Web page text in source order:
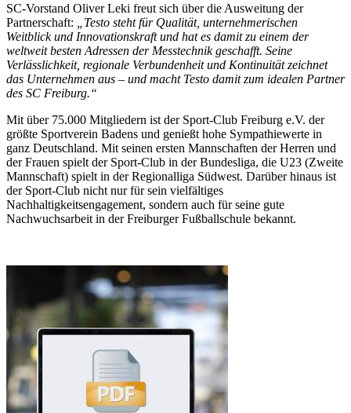
SC-Vorstand Oliver Leki freut sich über die Ausweitung der
Partnerschaft: „Testo steht für Qualität, unternehmerischen
Weitblick und Innovationskraft und hat es damit zu einem der
weltweit besten Adressen der Messtechnik geschafft. Seine
Verlässlichkeit, regionale Verbundenheit und Kontinuität zeichnet
das Unternehmen aus – und macht Testo damit zum idealen Partner
des SC Freiburg.“
Mit über 75.000 Mitgliedern ist der Sport-Club Freiburg e.V. der
größte Sportverein Badens und genießt hohe Sympathiewerte in
ganz Deutschland. Mit seinen ersten Mannschaften der Herren und
der Frauen spielt der Sport-Club in der Bundesliga, die U23 (Zweite
Mannschaft) spielt in der Regionalliga Südwest. Darüber hinaus ist
der Sport-Club nicht nur für sein vielfältiges
Nachhaltigkeitsengagement, sondern auch für seine gute
Nachwuchsarbeit in der Freiburger Fußballschule bekannt.